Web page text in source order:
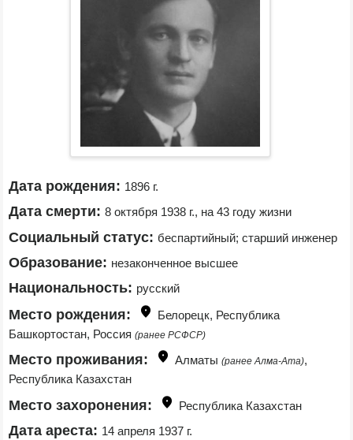
Дата рождения: 1896 г.
Дата смерти: 8 октября 1938 г., на 43 году жизни
Социальный статус: беспартийный; старший инженер
Образование: незаконченное высшее
Национальность: русский
Место рождения:
Белорецк, Республика
Башкортостан, Россия (ранее РСФСР)
Место проживания: Алматы (ранее Алма-Ата),
Республика Казахстан
Место захоронения: Республика Казахстан
Дата ареста: 14 апреля 1937 г.